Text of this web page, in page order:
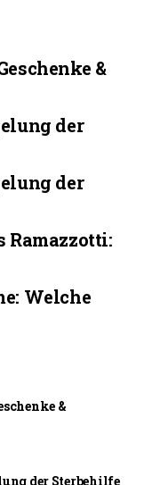
&
der
der
Ramazzotti:
Welche
&
der Sterbehilfe